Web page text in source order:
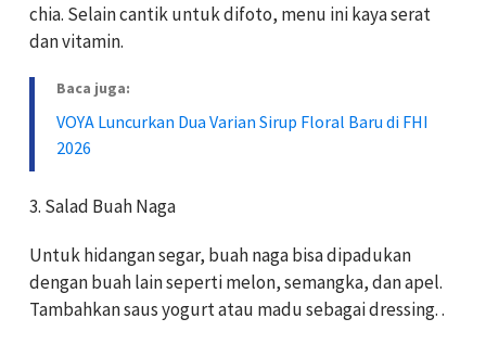
chia. Selain cantik untuk difoto, menu ini kaya serat
dan vitamin.
Baca juga:
VOYA Luncurkan Dua Varian Sirup Floral Baru di FHI
2026
3. Salad Buah Naga
Untuk hidangan segar, buah naga bisa dipadukan
dengan buah lain seperti melon, semangka, dan apel.
Tambahkan saus yogurt atau madu sebagai dressing. .